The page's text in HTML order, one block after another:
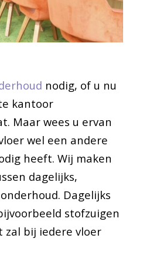
nodig, of u nu
kantoor
Maar wees u ervan
wel een andere
heeft. Wij maken
dagelijks,
Dagelijks
stofzuigen
zal bij iedere vloer